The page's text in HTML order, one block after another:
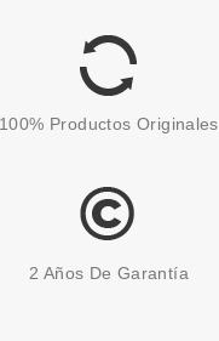
100% Productos Originales
2 Años De Garantía